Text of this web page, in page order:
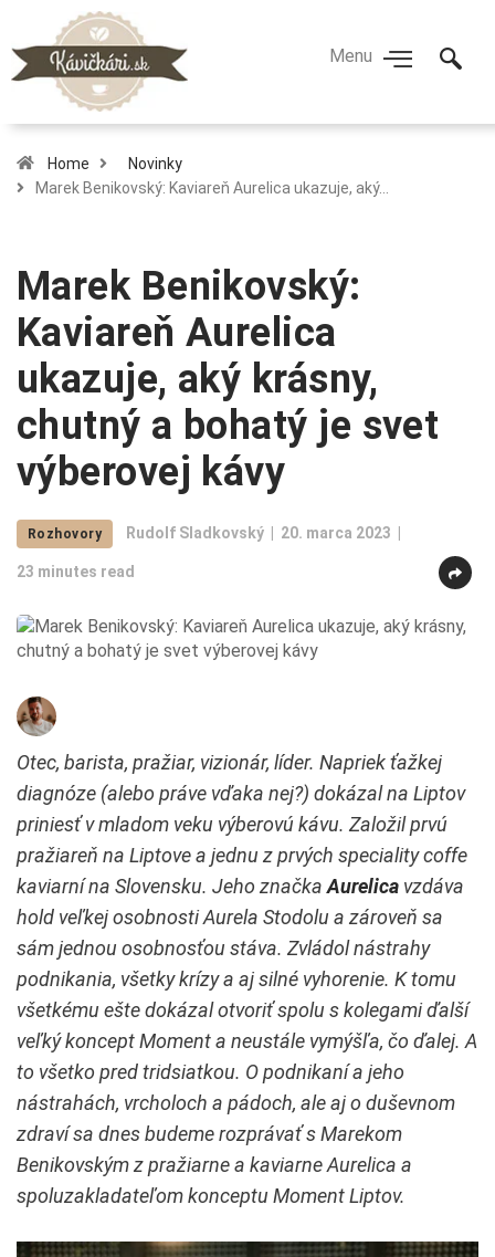
Home
Novinky
Marek Benikovský: Kaviareň Aurelica ukazuje, aký…
Marek Benikovský:
Kaviareň Aurelica
ukazuje, aký krásny,
chutný a bohatý je svet
výberovej kávy
Rozhovory Rudolf Sladkovský 20. marca 2023
23 minutes read
Otec, barista, pražiar, vizionár, líder. Napriek ťažkej
diagnóze (alebo práve vďaka nej?) dokázal na Liptov
priniesť v mladom veku výberovú kávu. Založil prvú
pražiareň na Liptove a jednu z prvých speciality coffe
kaviarní na Slovensku. Jeho značkaAurelica vzdáva
hold veľkej osobnosti Aurela Stodolu a zároveň sa
sám jednou osobnosťou stáva. Zvládol nástrahy
podnikania, všetky krízy a aj silné vyhorenie. K tomu
všetkému ešte dokázal otvoriť spolu s kolegami ďalší
veľký koncept Moment a neustále vymýšľa, čo ďalej. A
to všetko pred tridsiatkou. O podnikaní a jeho
nástrahách, vrcholoch a pádoch, ale aj o duševnom
zdraví sa dnes budeme rozprávať s Marekom
Benikovským z pražiarne a kaviarne Aurelica a
spoluzakladateľom konceptu Moment Liptov.